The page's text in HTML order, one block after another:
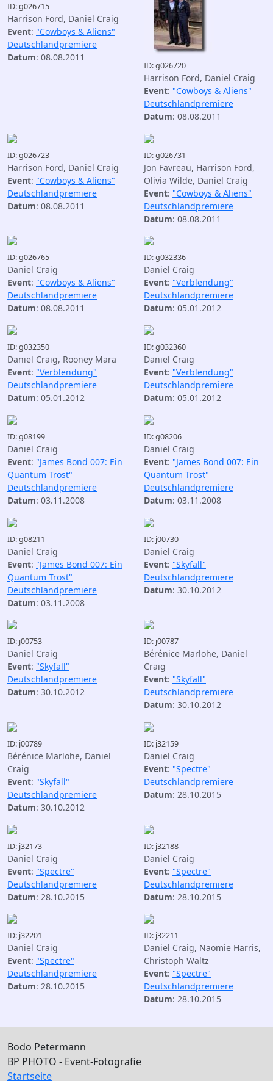
ID: g026715
Harrison Ford, Daniel Craig
Event: "Cowboys & Aliens"
Deutschlandpremiere
Datum: 08.08.2011
ID: g026720
Harrison Ford, Daniel Craig
Event: "Cowboys & Aliens"
Deutschlandpremiere
Datum: 08.08.2011
ID: g026723
Harrison Ford, Daniel Craig
Event: "Cowboys & Aliens"
Deutschlandpremiere
Datum: 08.08.2011
ID: g026731
Jon Favreau, Harrison Ford,
Olivia Wilde, Daniel Craig
Event: "Cowboys & Aliens"
Deutschlandpremiere
Datum: 08.08.2011
ID: g026765
Daniel Craig
Event: "Cowboys & Aliens"
Deutschlandpremiere
Datum: 08.08.2011
ID: g032336
Daniel Craig
Event: "Verblendung"
Deutschlandpremiere
Datum: 05.01.2012
ID: g032350
Daniel Craig, Rooney Mara
Event: "Verblendung"
Deutschlandpremiere
Datum: 05.01.2012
ID: g032360
Daniel Craig
Event: "Verblendung"
Deutschlandpremiere
Datum: 05.01.2012
ID: g08199
Daniel Craig
Event: "James Bond 007: Ein
Quantum Trost"
Deutschlandpremiere
Datum: 03.11.2008
ID: g08206
Daniel Craig
Event: "James Bond 007: Ein
Quantum Trost"
Deutschlandpremiere
Datum: 03.11.2008
ID: g08211
Daniel Craig
Event: "James Bond 007: Ein
Quantum Trost"
Deutschlandpremiere
Datum: 03.11.2008
ID: j00730
Daniel Craig
Event: "Skyfall"
Deutschlandpremiere
Datum: 30.10.2012
ID: j00753
Daniel Craig
Event: "Skyfall"
Deutschlandpremiere
Datum: 30.10.2012
ID: j00787
Bérénice Marlohe, Daniel
Craig
Event: "Skyfall"
Deutschlandpremiere
Datum: 30.10.2012
ID: j00789
Bérénice Marlohe, Daniel
Craig
Event: "Skyfall"
Deutschlandpremiere
Datum: 30.10.2012
ID: j32159
Daniel Craig
Event: "Spectre"
Deutschlandpremiere
Datum: 28.10.2015
ID: j32173
Daniel Craig
Event: "Spectre"
Deutschlandpremiere
Datum: 28.10.2015
ID: j32188
Daniel Craig
Event: "Spectre"
Deutschlandpremiere
Datum: 28.10.2015
ID: j32201
Daniel Craig
Event: "Spectre"
Deutschlandpremiere
Datum: 28.10.2015
ID: j32211
Daniel Craig, Naomie Harris,
Christoph Waltz
Event: "Spectre"
Deutschlandpremiere
Datum: 28.10.2015
Bodo Petermann
BP PHOTO - Event-Fotografie
Startseite